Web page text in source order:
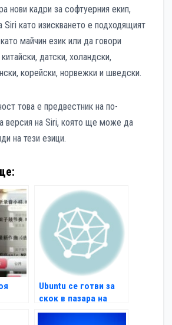
нови кадри за софтуерния екип,
Siri като изискването е подходящият
майчин език или да говори
датски, холандски,
корейски, норвежки и шведски.
това е предвестник на по-
версия на Siri, която ще може да
на тези езици.
Ubuntu се готви за
скок в пазара на
таблети